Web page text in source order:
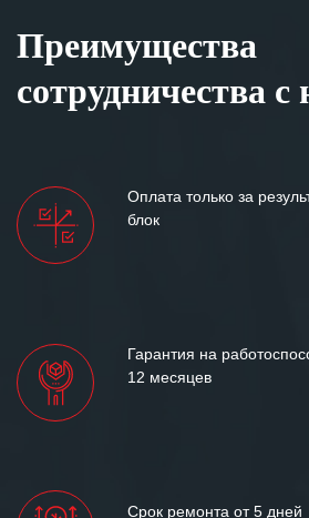
Преимущества
сотрудничества с
Оплата только за
блок
Гарантия на
12 месяцев
Срок ремонта от 5 дней